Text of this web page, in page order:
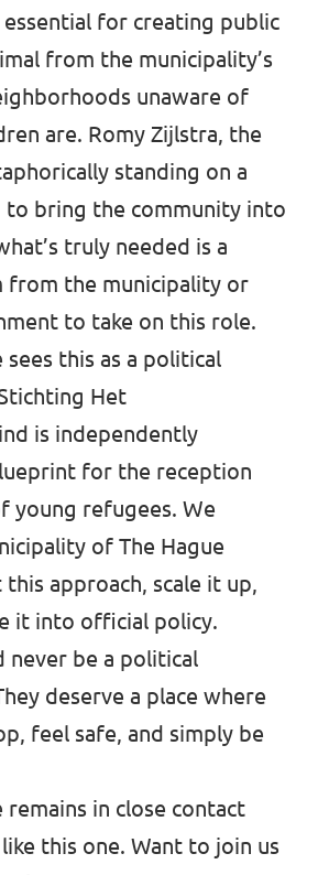
for creating public
from the municipality’s
unaware of
are. Romy Zijlstra, the
standing on a
to bring the community into
truly needed is a
from the municipality or
to take on this role.
sees this as a political
Het
is independently
for the reception
young refugees. We
of The Hague
approach, scale it up,
it into official policy.
never be a political
deserve a place where
feel safe, and simply be
remains in close contact
this one. Want to join us